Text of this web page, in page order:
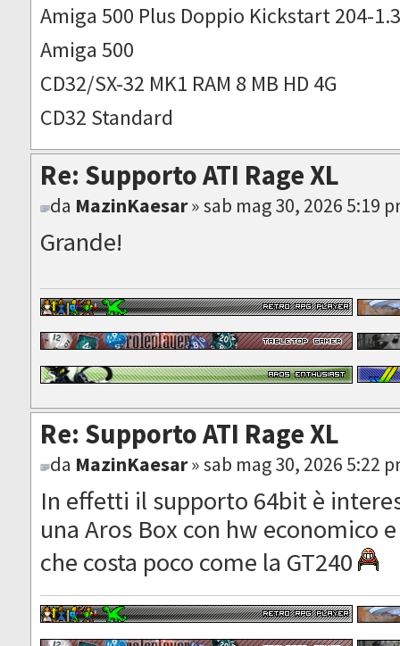
Amiga 500 Plus Doppio Kickstart 204-
Amiga 500
CD32/SX-32 MK1 RAM 8 MB HD 4G
CD32 Standard
Re: Supporto ATI Rage XL
da MazinKaesar» sab mag 30, 2026 5:19
Grande!
Re: Supporto ATI Rage XL
da MazinKaesar» sab mag 30, 2026 5:22
In effetti il supporto 64bit è
una Aros Box con hw economico
che costa poco come la GT240